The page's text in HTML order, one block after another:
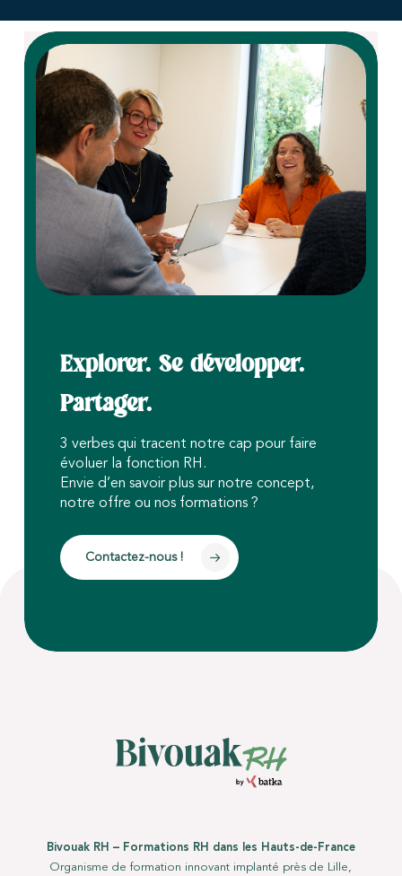
Explorer. Se développer.
Partager.
3 verbes qui tracent notre cap pour faire
évoluer la fonction RH.
Envie d’en savoir plus sur notre concept,
notre offre ou nos formations ?
Contactez-nous !
Bivouak RH – Formations RH dans les Hauts-de-France
Organisme de formation innovant implanté près de Lille,